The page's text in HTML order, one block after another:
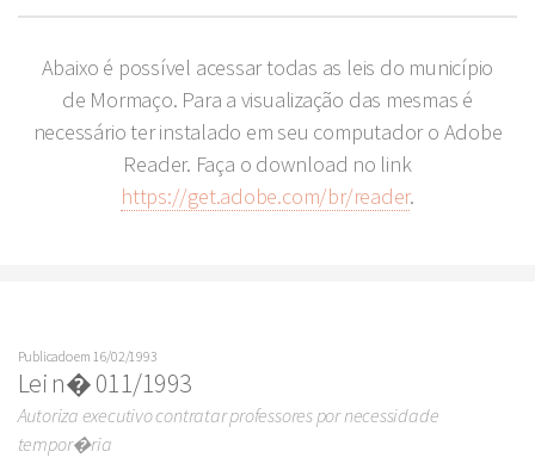
Abaixo é possível acessar todas as leis do município
de Mormaço. Para a visualização das mesmas é
necessário ter instalado em seu computador o Adobe
Reader. Faça o download no link
https://get.adobe.com/br/reader.
Publicado em 16/02/1993
Lei n� 011/1993
Autoriza executivo contratar professores por necessidade
tempor�ria